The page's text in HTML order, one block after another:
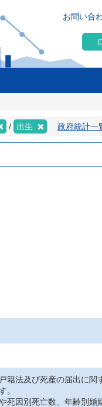
お問い合
出生 政府統計一
籍法及び死産の届出に関
。
死因別死亡数、年齢別婚